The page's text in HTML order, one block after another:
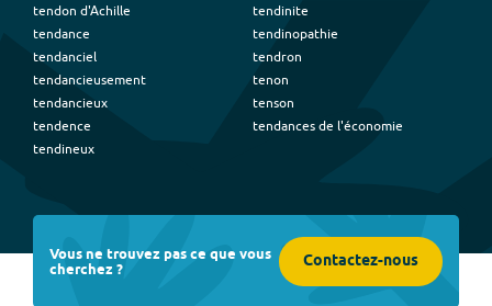
tendon d'Achille
tendance
tendanciel
tendancieusement
tendancieux
tendence
tendineux
tendinite
tendinopathie
tendron
tenon
tenson
tendances de l'économie
Vous ne trouvez pas ce que vous
cherchez ? Contactez-nous